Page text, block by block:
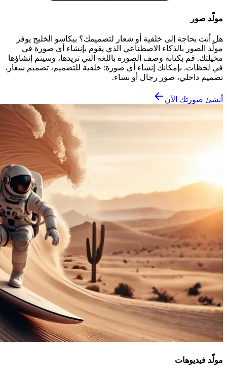
مولّد صور
هل أنت بحاجة إلى خلفية أو شعار لتصميمك؟ بيكاسو الخليج يوفر
مولّد الصور بالذكاء الاصطناعي الذي يقوم بإنشاء أي صورة في
مخيلتك. قم بكتابة وصف الصورة باللغة التي تريدها، وسيتم إنشاؤها
في لحظات. بإمكانك إنشاء أي صورة: خلفية للتصميم، تصميم شعار،
تصميم داخلي، صور رجال أو نساء.
أنشئ صورتك الآن
مولّد فيديوهات